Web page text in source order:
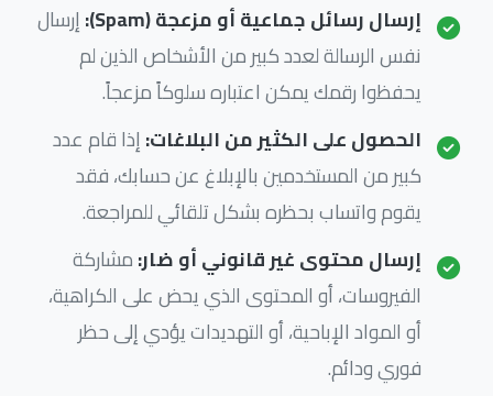
إرسال رسائل جماعية أو مزعجة (Spam):
إرسال
نفس الرسالة لعدد كبير من الأشخاص الذين لم
يحفظوا رقمك يمكن اعتباره سلوكاً مزعجاً.
الحصول على الكثير من البلاغات:إذا قام عدد
كبير من المستخدمين بالإبلاغ عن حسابك، فقد
يقوم واتساب بحظره بشكل تلقائي للمراجعة.
إرسال محتوى غير قانوني أو ضار:مشاركة
الفيروسات، أو المحتوى الذي يحض على الكراهية،
أو المواد الإباحية، أو التهديدات يؤدي إلى حظر
فوري ودائم.